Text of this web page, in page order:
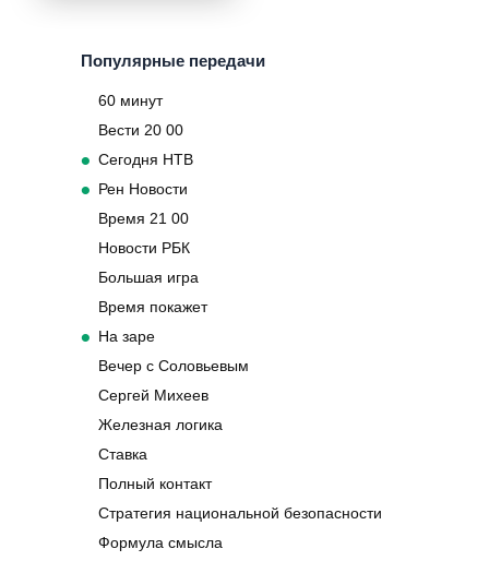
Популярные передачи
60 минут
Вести 20 00
Сегодня НТВ
Рен Новости
Время 21 00
Новости РБК
Большая игра
Время покажет
На заре
Вечер с Соловьевым
Сергей Михеев
Железная логика
Ставка
Полный контакт
Стратегия национальной безопасности
Формула смысла